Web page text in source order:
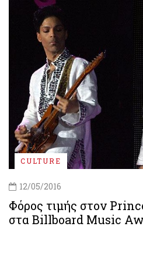
CULTURE
12/05/2016
Φόρος τιμής στον
στα Billboard Music